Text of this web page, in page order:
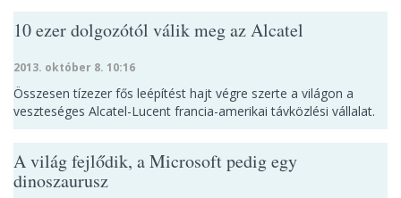
10 ezer dolgozótól válik meg az Alcatel
2013. október 8. 10:16
Összesen tízezer fős leépítést hajt végre szerte a világon a
veszteséges Alcatel-Lucent francia-amerikai távközlési vállalat.
A világ fejlődik, a Microsoft pedig egy
dinoszaurusz